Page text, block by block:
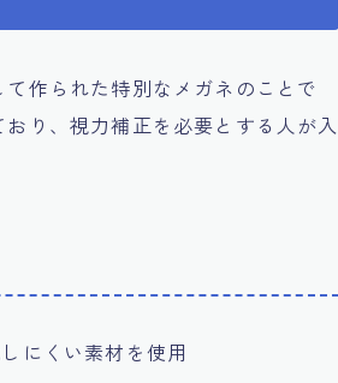
作られた特別なメガネのことで
り、視力補正を必要とする人が入
にくい素材を使用